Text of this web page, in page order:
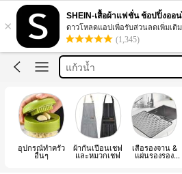
×
SHEIN-เสื้อผ้าแฟชั่น ช้อปปิ้งออ
ดาวโหลดแอปเพื่อรับส่วนลดเพิ่มเติม
(1,345)
ادوات مطبخ
พรมเช็ดเท้า
แก้วน้ำ
اواني المطبخ بارخص ثمن
ادوات مطبخ
พรมเช็ดเท้า
อุปกรณ์ทำครัว
อื่นๆ
ผ้ากันเปื้อนเชฟ
และหมวกเชฟ
เสื่อรองจาน &
แผ่นรองรอง